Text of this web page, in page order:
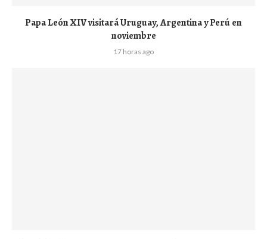
Papa León XIV visitará Uruguay, Argentina y Perú en
noviembre
17 horas ago